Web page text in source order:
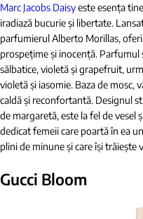
Marc Jacobs Daisyeste esența
iradiază bucurie și libertate.
parfumierul Alberto Morillas,
prospețime și inocență. Parfumul
sălbatice, violetă și grapefruit,
violetă și iasomie. Baza de mosc,
caldă și reconfortantă. Designul
de margaretă, este la fel de vesel
dedicat femeii care poartă în ea
plini de minune și care își trăiește
Gucci Bloom